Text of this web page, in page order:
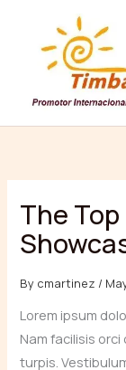
content
The
By cmartinez /
Lorem ipsum
Nam facilisis
turpis.